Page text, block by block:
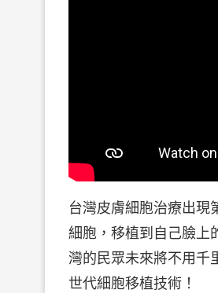
台灣皮膚細胞治療出現
細胞，移植到自己臉上
灣的民眾未來將不用千
世代細胞移植技術！